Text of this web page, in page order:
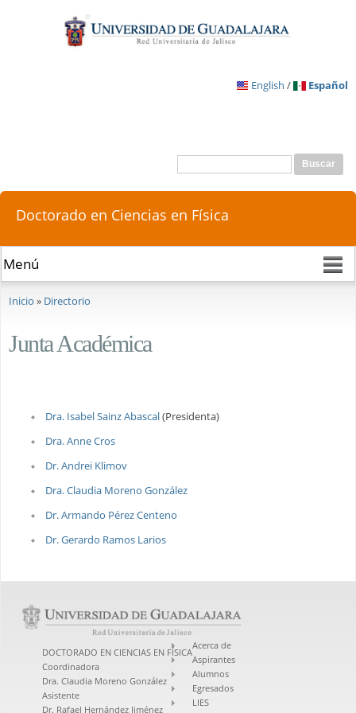
contenido
principal
English / Español
Formulario de búsqueda
Buscar
Doctorado en Ciencias en Física
Inicio » Directorio
Junta Académica
Dra. Isabel Sainz Abascal(Presidenta)
Dra. Anne Cros
Dr. Andrei Klimov
Dra. Claudia Moreno González
Dr. Armando Pérez Centeno
Dr. Gerardo Ramos Larios
DOCTORADO EN CIENCIAS EN FÍSICA
Coordinadora
Dra. Claudia Moreno González
Asistente
Dr. Rafael Hernández Jiménez
Acerca de
Aspirantes
Alumnos
Egresados
LIES